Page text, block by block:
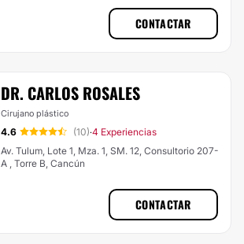
CONTACTAR
DR. CARLOS ROSALES
Cirujano plástico
4.6 (10)·4 Experiencias
Av. Tulum, Lote 1, Mza. 1, SM. 12, Consultorio 207-
A , Torre B, Cancún
CONTACTAR